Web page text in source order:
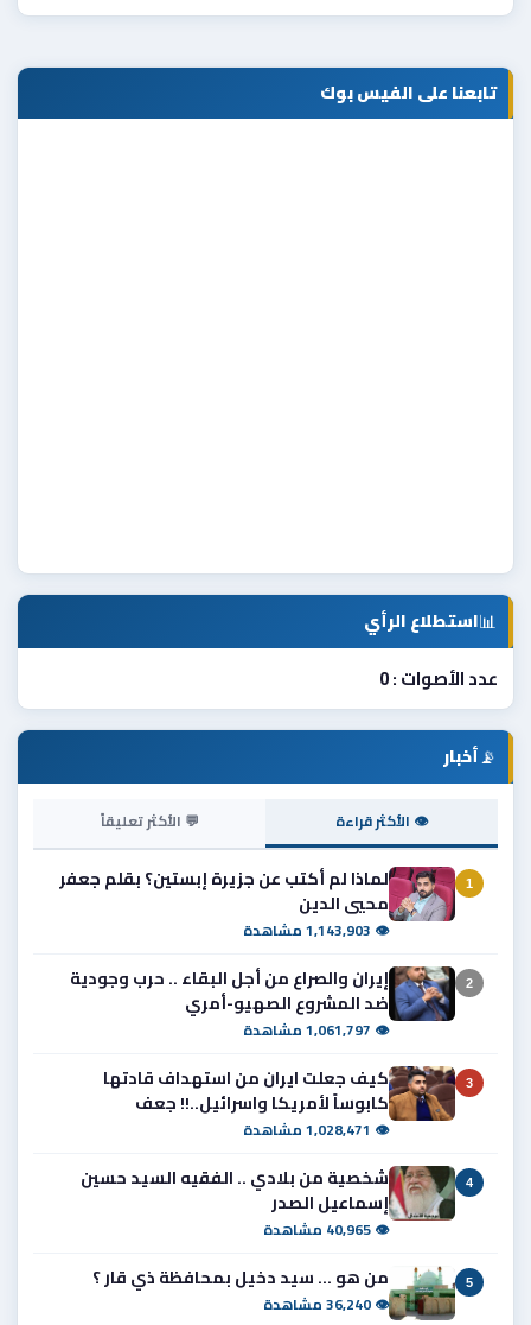
تابعنا على الفيس بوك
📊استطلاع الرأي
عدد الأصوات : 0
📡أخبار
👁 الأكثر قراءة 💬 الأكثر تعليقاً
1
لماذا لم أكتب عن جزيرة إبستين؟ بقلم جعفر
محيي الدين
👁 1,143,903 مشاهدة
2
إيران والصراع من أجل البقاء .. حرب وجودية
ضد المشروع الصهيو-أمري
👁 1,061,797 مشاهدة
3
كيف جعلت ايران من استهداف قادتها
كابوساً لأمريكا واسرائيل..!! جعف
👁 1,028,471 مشاهدة
4
شخصية من بلادي .. الفقيه السيد حسين
إسماعيل الصدر
👁 40,965 مشاهدة
5 من هو ... سيد دخيل بمحافظة ذي قار ؟
👁 36,240 مشاهدة